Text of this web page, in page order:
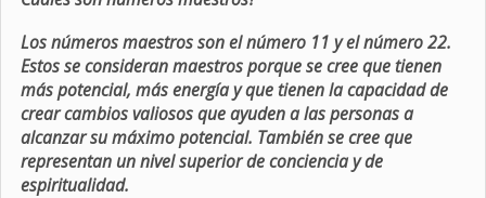
Los números maestros son el número 11 y el número 22.
Estos se consideran maestros porque se cree que tienen
más potencial, más energía y que tienen la capacidad de
crear cambios valiosos que ayuden a las personas a
alcanzar su máximo potencial. También se cree que
representan un nivel superior de conciencia y de
espiritualidad.